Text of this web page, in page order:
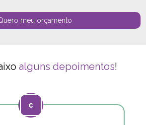
meu orçamento
alguns depoimentos!